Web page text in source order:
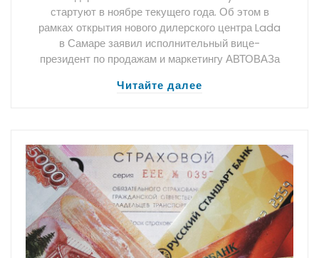
стартуют в ноябре текущего года. Об этом в
рамках открытия нового дилерского центра Lada
в Самаре заявил исполнительный вице-
президент по продажам и маркетингу АВТОВАЗа
Читайте далее